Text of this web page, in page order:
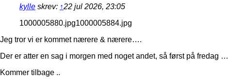
kylle skrev: ↑22 jul 2026, 23:05
1000005880.jpg1000005884.jpg
Jeg tror vi er kommet nærere & nærere….
Der er atter en sag i morgen med noget andet, så først på fredag …
Kommer tilbage ..